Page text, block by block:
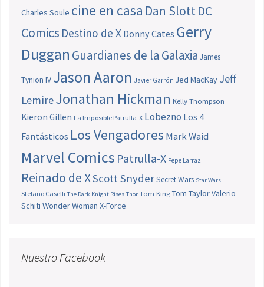
Charles Soule cine en casa Dan SlottDC
Comics Destino de X Donny Cates Gerry
Duggan Guardianes de la Galaxia James
Tynion IV Jason Aaron Javier Garrón Jed MacKay Jeff
LemireJonathan Hickman Kelly Thompson
Kieron Gillen La Imposible Patrulla-X Lobezno Los 4
Fantásticos Los Vengadores Mark Waid
Marvel Comics Patrulla-X Pepe Larraz
Reinado de XScott SnyderSecret Wars Star Wars
Stefano Caselli The Dark Knight Rises Thor Tom King Tom TaylorValerio
Schiti Wonder Woman X-Force
Nuestro Facebook